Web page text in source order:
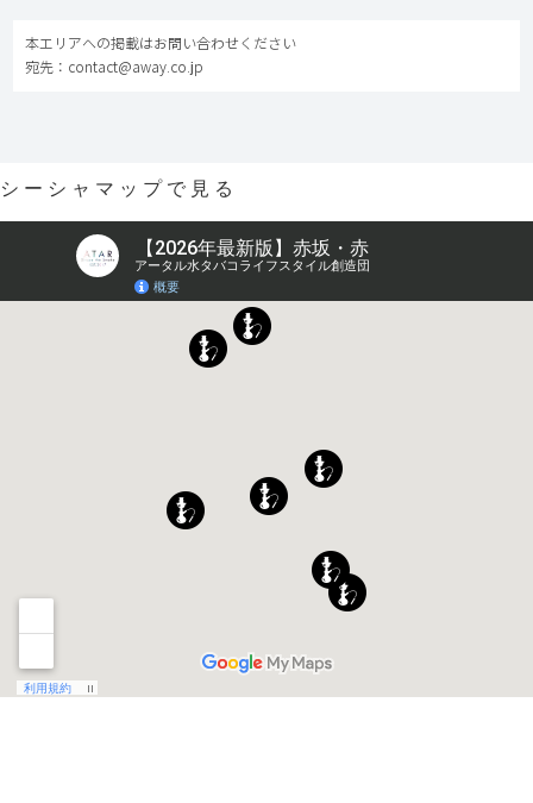
本エリアへの掲載はお問い合わせください
宛先：contact@away.co.jp
シーシャマップで見る